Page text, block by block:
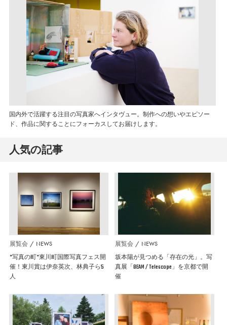
国内外で活躍する注目の写真家へインタヴュー。制作への想いやエピソー
ド、作品に関することにフォーカスしてお届けします。
人気の記事
展覧会 NEWS
”写真の町”東川町国際写真フェス開
催！東川賞は伊奈英次、林典子ら5
人
展覧会 NEWS
坂本陽が見つめる「存在の光」。写
真展「BEAM / Telescope」を京都で開
催